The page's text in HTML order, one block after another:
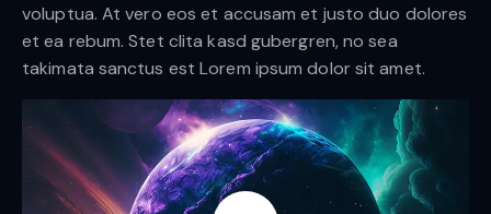
voluptua. At vero eos et accusam et justo duo dolores
et ea rebum. Stet clita kasd gubergren, no sea
takimata sanctus est Lorem ipsum dolor sit amet.